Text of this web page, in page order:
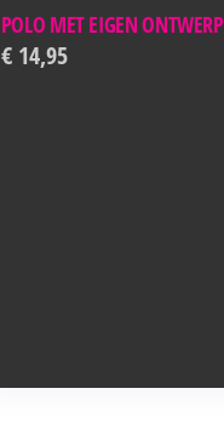
POLO MET EIGEN ONTWERP
€14,95